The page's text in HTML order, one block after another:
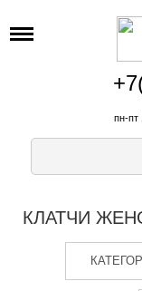
пн-пт
КЛАТЧИ